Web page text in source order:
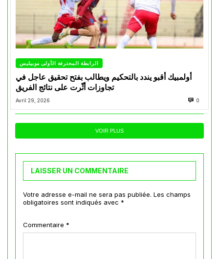
الرابطة المحترفة الأولى موبيليس
أولمبيك أقبو يندد بالتحكيم ويطالب بفتح تحقيق عاجل في
تجاوزات أثّرت على نتائج الفريق
Avril 29, 2026 0
VOIR PLUS
LAISSER UN COMMENTAIRE
Votre adresse e-mail ne sera pas publiée. Les champs
obligatoires sont indiqués avec *
Commentaire *